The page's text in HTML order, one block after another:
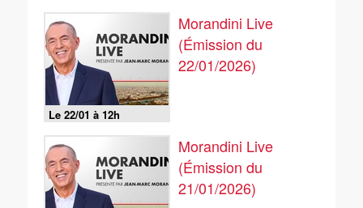
Le 22/01 à 12h
Morandini Live
(Émission du
22/01/2026)
Morandini Live
(Émission du
21/01/2026)